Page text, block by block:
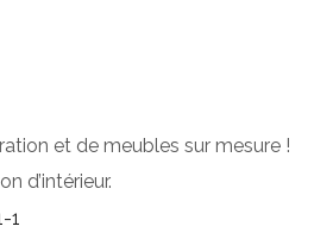
et de meubles sur mesure !
d’intérieur.